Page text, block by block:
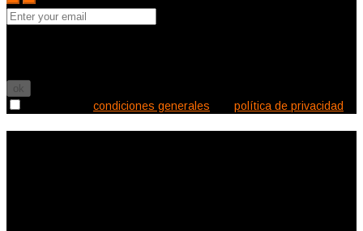
condiciones generales política de privacidad